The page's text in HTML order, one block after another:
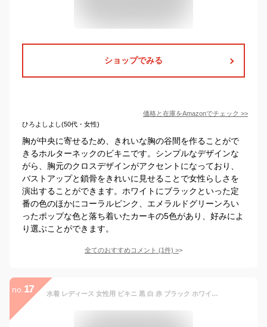
ショップでみる
価格と在庫をAmazonでチェック >>
ひろよしよし(50代・女性)
胸が中央に寄せるため、きれいな胸の谷間を作ることがで
きるホルターネックのビキニです。シンプルなデザインな
がら、胸元のクロスデザインがアクセントになっており、
バストアップと鎖骨をきれいに見せることで女性らしさを
演出することができます。ホワイトにブラックといった定
番の色のほかにコーラルピンク、エメラルドグリーンろい
ったポップな色と落ち着いたカーキの5色があり、好みによ
り選ぶことができます。
全てのおすすめコメント (1件) >
no. 17 水着 レディース 女性用 ビキニ 黒 白 赤 ブラック ホワイト レッド 送料無料 セパレート ホルターネック セクシー シンプル 人気 かわいい